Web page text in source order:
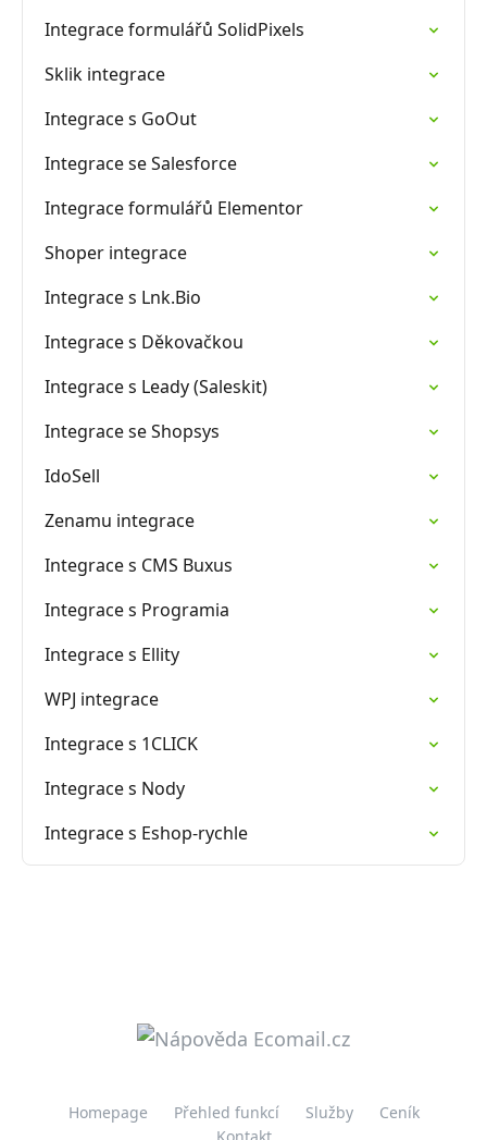
Integrace formulářů SolidPixels
Sklik integrace
Integrace s GoOut
Integrace se Salesforce
Integrace formulářů Elementor
Shoper integrace
Integrace s Lnk.Bio
Integrace s Děkovačkou
Integrace s Leady (Saleskit)
Integrace se Shopsys
IdoSell
Zenamu integrace
Integrace s CMS Buxus
Integrace s Programia
Integrace s Ellity
WPJ integrace
Integrace s 1CLICK
Integrace s Nody
Integrace s Eshop-rychle
Homepage Přehled funkcí Služby
Ceník